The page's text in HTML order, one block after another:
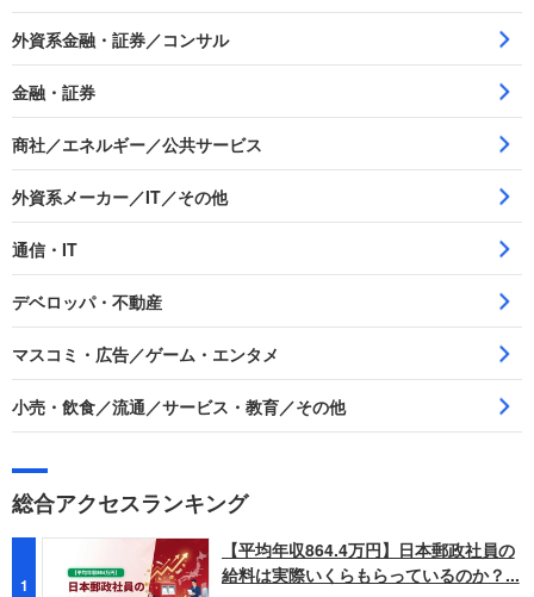
外資系金融・証券／コンサル
金融・証券
商社／エネルギー／公共サービス
外資系メーカー／IT／その他
通信・IT
デベロッパ・不動産
マスコミ・広告／ゲーム・エンタメ
小売・飲食／流通／サービス・教育／その他
総合アクセスランキング
1
【平均年収864.4万円】日本郵政社員の
給料は実際いくらもらっているのか？...